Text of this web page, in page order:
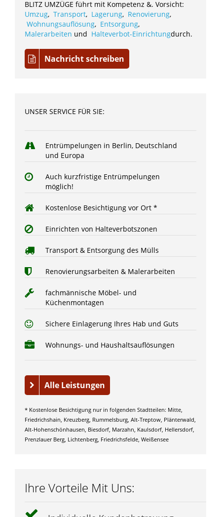
BLITZ UMZÜGE führt mit Kompetenz &. Vorsicht:
Umzug, Transport, Lagerung, Renovierung,
Wohnungsauflösung, Entsorgung,
Malerarbeiten und Halteverbot-Einrichtungdurch.
Nachricht schreiben
UNSER SERVICE FÜR SIE:
Entrümpelungen in Berlin, Deutschland
und Europa
Auch kurzfristige Entrümpelungen
möglich!
Kostenlose Besichtigung vor Ort *
Einrichten von Halteverbotszonen
Transport & Entsorgung des Mülls
Renovierungsarbeiten & Malerarbeiten
fachmännische Möbel- und
Küchenmontagen
Sichere Einlagerung Ihres Hab und Guts
Wohnungs- und Haushaltsauflösungen
Alle Leistungen
* Kostenlose Besichtigung nur in folgenden Stadtteilen: Mitte,
Friedrichshain, Kreuzberg, Rummelsburg, Alt-Treptow, Plänterwald,
Alt-Hohenschönhausen, Biesdorf, Marzahn, Kaulsdorf, Hellersdorf,
Prenzlauer Berg, Lichtenberg, Friedrichsfelde, Weißensee
Ihre Vorteile Mit Uns: